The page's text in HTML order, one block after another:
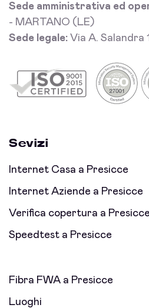
Sede amministrativa ed
- MARTANO (LE)
Sede legale: Via A. Salandra
Sevizi
Internet Casa a Presicce
Internet Aziende a Presicce
Verifica copertura a Presicce
Speedtest a Presicce
Fibra FWA a Presicce
Luoghi